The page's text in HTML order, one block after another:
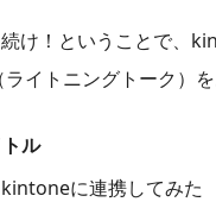
け！ということで、
イトニングトーク）
ル
に連携してみた